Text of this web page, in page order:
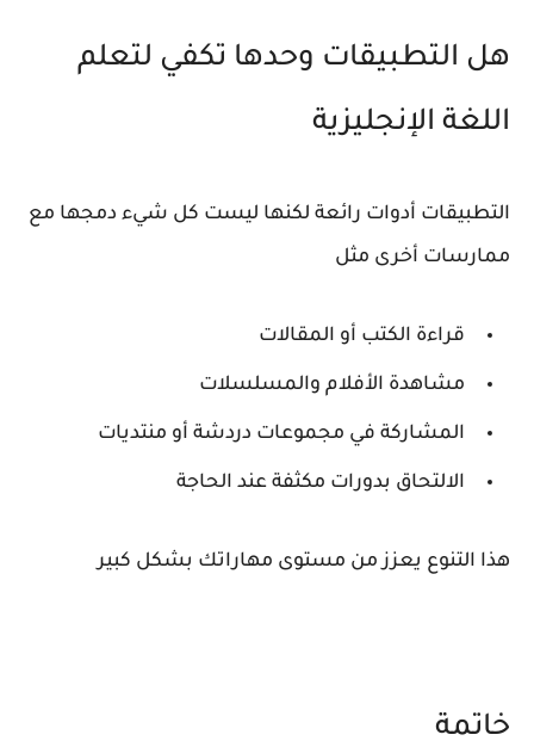
هل التطبيقات وحدها تكفي لتعلم
اللغة الإنجليزية
التطبيقات أدوات رائعة لكنها ليست كل شيء دمجها مع
ممارسات أخرى مثل
قراءة الكتب أو المقالات
مشاهدة الأفلام والمسلسلات
المشاركة في مجموعات دردشة أو منتديات
الالتحاق بدورات مكثفة عند الحاجة
هذا التنوع يعزز من مستوى مهاراتك بشكل كبير
خاتمة